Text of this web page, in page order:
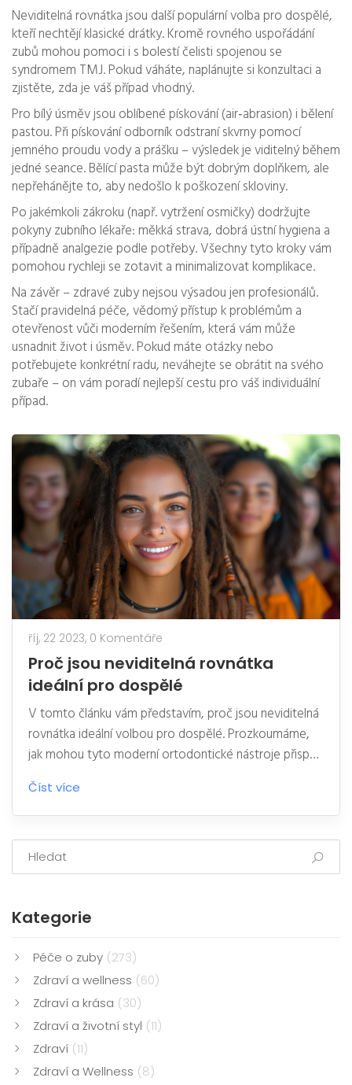
Neviditelná rovnátka jsou další populární volba pro dospělé,
kteří nechtějí klasické drátky. Kromě rovného uspořádání
zubů mohou pomoci i s bolestí čelisti spojenou se
syndromem TMJ. Pokud váháte, naplánujte si konzultaci a
zjistěte, zda je váš případ vhodný.
Pro bílý úsměv jsou oblíbené pískování (air‑abrasion) i bělení
pastou. Při pískování odborník odstraní skvrny pomocí
jemného proudu vody a prášku – výsledek je viditelný během
jedné seance. Bělící pasta může být dobrým doplňkem, ale
nepřehánějte to, aby nedošlo k poškození skloviny.
Po jakémkoli zákroku (např. vytržení osmičky) dodržujte
pokyny zubního lékaře: měkká strava, dobrá ústní hygiena a
případně analgezie podle potřeby. Všechny tyto kroky vám
pomohou rychleji se zotavit a minimalizovat komplikace.
Na závěr – zdravé zuby nejsou výsadou jen profesionálů.
Stačí pravidelná péče, vědomý přístup k problémům a
otevřenost vůči moderním řešením, která vám může
usnadnit život i úsměv. Pokud máte otázky nebo
potřebujete konkrétní radu, neváhejte se obrátit na svého
zubaře – on vám poradí nejlepší cestu pro váš individuální
případ.
říj, 22 2023, 0 Komentáře
Proč jsou neviditelná rovnátka
ideální pro dospělé
V tomto článku vám představím, proč jsou neviditelná
rovnátka ideální volbou pro dospělé. Prozkoumáme,
jak mohou tyto moderní ortodontické nástroje přispět
k zdravému a rovnému úsměvu bez zbytečných
komplikací. Vysvětlím, proč je jejich používání
pohodlné a nenápadné, což je pro dospělé často
prioritou. S neviditelnými rovnátky získáte skvělý
úsměv, aniž byste museli měnit svůj životní styl. Těším
se na naše setkání v tomto článku.
Číst více
Kategorie
Péče o zuby (273)
Zdraví a wellness (60)
Zdraví a krása (30)
Zdraví a životní styl (11)
Zdraví (11)
Zdraví a Wellness (8)